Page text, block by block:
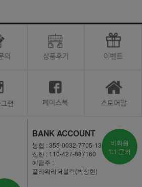
BANK ACCOUNT
농협 : 355-0032-7705-13
신한 : 110-427-887160
예금주 :
플라워리퍼블릭(박상현)
비회원
1:1 문의